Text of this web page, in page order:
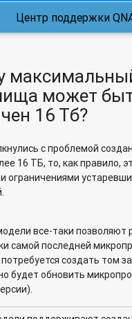
сетевого хранилища
FTP-клиенте
FTP-сервер таким
могли только загружать
или скачивать?
накопителя QNAP?
и Music Station:
тегам и их отладка
cоздание
Центр поддержки
может
16 Тб?
с проблемой
16 ТБ, то, как правило,
ограничениями
все-таки позволяют
самой последней
создать том
будет обновить